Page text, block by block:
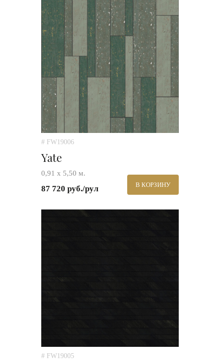
# FW19006
Yate
0,91 х 5,50 м.
87 720 руб./рул В КОРЗИНУ
# FW19005